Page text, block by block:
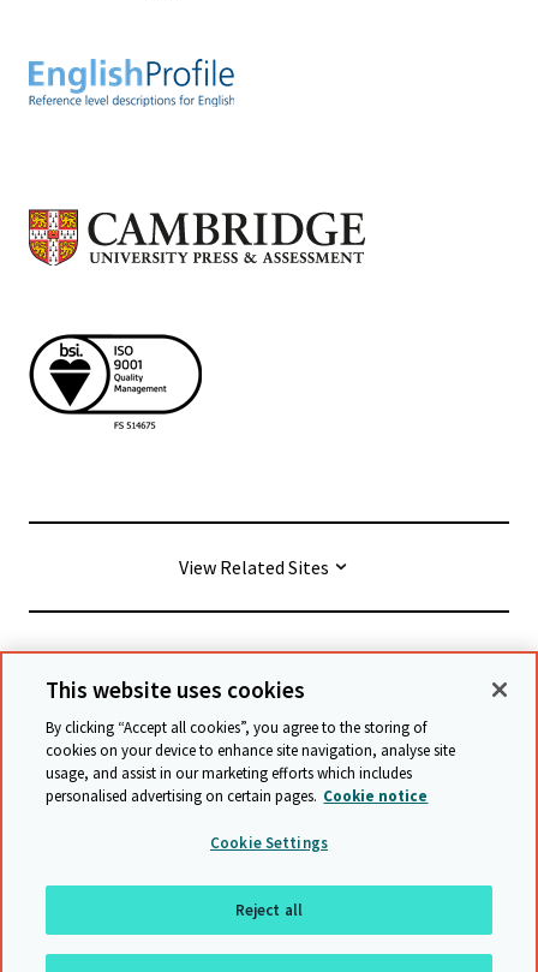
View Related Sites
© Cambridge University Press & Assessment
Conditions générales
Protection des données
Déclaration d'accessibilité
Déclaration sur l'esclavage moderne
Politique de sauvegarde
Plan du site
Retour en haut de page
This website uses cookies
By clicking “Accept all cookies”, you agree to the storing of
cookies on your device to enhance site navigation, analyse site
usage, and assist in our marketing efforts which includes
personalised advertising on certain pages. Cookie notice
Cookie Settings
Reject all